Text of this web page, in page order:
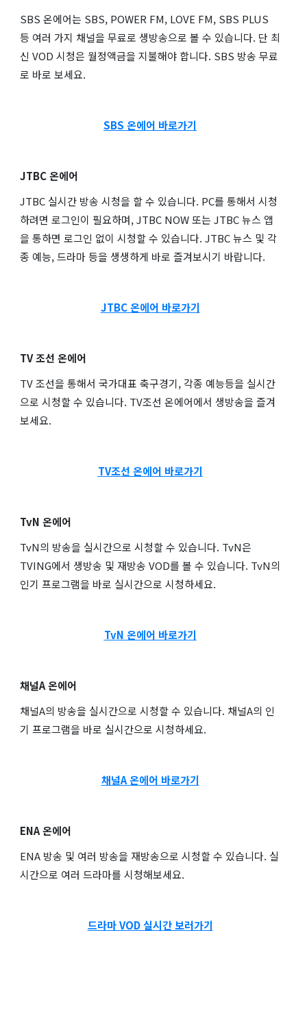
SBS 온에어는 SBS, POWER FM, LOVE FM, SBS PLUS
등 여러 가지 채널을 무료로 생방송으로 볼 수 있습니다. 단 최
신 VOD 시청은 월정액금을 지불해야 합니다. SBS 방송 무료
로 바로 보세요.
SBS 온에어 바로가기
JTBC 온에어
JTBC 실시간 방송 시청을 할 수 있습니다. PC를 통해서 시청
하려면 로그인이 필요하며, JTBC NOW 또는 JTBC 뉴스 앱
을 통하면 로그인 없이 시청할 수 있습니다. JTBC 뉴스 및 각
종 예능, 드라마 등을 생생하게 바로 즐겨보시기 바랍니다.
JTBC 온에어 바로가기
TV 조선 온에어
TV 조선을 통해서 국가대표 축구경기, 각종 예능등을 실시간
으로 시청할 수 있습니다. TV조선 온에어에서 생방송을 즐겨
보세요.
TV조선 온에어 바로가기
TvN 온에어
TvN의 방송을 실시간으로 시청할 수 있습니다. TvN은
TVING에서 생방송 및 재방송 VOD를 볼 수 있습니다. TvN의
인기 프로그램을 바로 실시간으로 시청하세요.
TvN 온에어 바로가기
채널A 온에어
채널A의 방송을 실시간으로 시청할 수 있습니다. 채널A의 인
기 프로그램을 바로 실시간으로 시청하세요.
채널A 온에어 바로가기
ENA 온에어
ENA 방송 및 여러 방송을 재방송으로 시청할 수 있습니다. 실
시간으로 여러 드라마를 시청해보세요.
드라마 VOD 실시간 보러가기